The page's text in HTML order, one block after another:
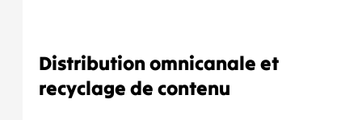
Distribution omnicanale et
recyclage de contenu